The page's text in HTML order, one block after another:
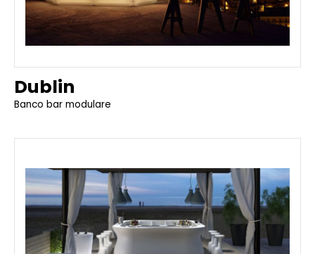
Dublin
Banco bar modulare